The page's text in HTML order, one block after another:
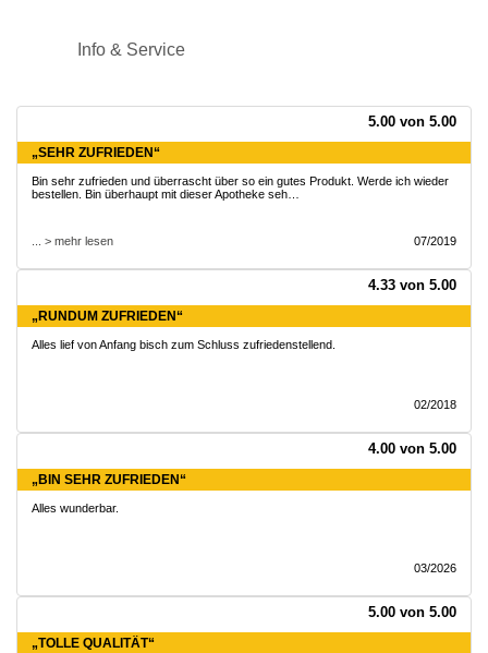
Info & Service
5.00 von 5.00
„SEHR ZUFRIEDEN“
Bin sehr zufrieden und überrascht über so ein gutes Produkt. Werde ich wieder
bestellen. Bin überhaupt mit dieser Apotheke seh…
... > mehr lesen 07/2019
4.33 von 5.00
„RUNDUM ZUFRIEDEN“
Alles lief von Anfang bisch zum Schluss zufriedenstellend.
02/2018
4.00 von 5.00
„BIN SEHR ZUFRIEDEN“
Alles wunderbar.
03/2026
5.00 von 5.00
„TOLLE QUALITÄT“